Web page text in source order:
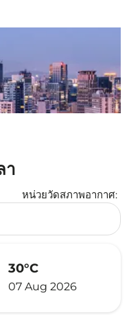
า
หน่วยวัดสภาพอากาศ:
30°C
07 Aug 2026